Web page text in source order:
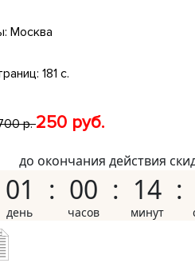
Москва
181 с.
р.250 руб.
до окончания действия
01 00 14